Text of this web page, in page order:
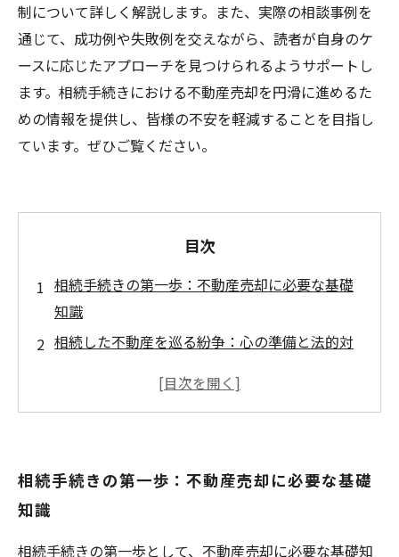
制について詳しく解説します。また、実際の相談事例を
通じて、成功例や失敗例を交えながら、読者が自身のケ
ースに応じたアプローチを見つけられるようサポートし
ます。相続手続きにおける不動産売却を円滑に進めるた
めの情報を提供し、皆様の不安を軽減することを目指し
ています。ぜひご覧ください。
目次
相続手続きの第一歩：不動産売却に必要な基礎
知識
相続した不動産を巡る紛争：心の準備と法的対
効率的な不動産売却のための手続きマニュアル
相談窓口活用法：専門家と築くスムーズな手続
不安を解消するために：相続手続き後の不動産
相続手続きの第一歩：不動産売却に必要な基礎
知識
相続手続きの第一歩として、不動産売却に必要な基礎知